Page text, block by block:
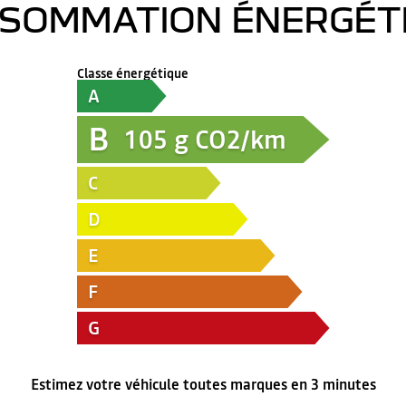
Classe énergétique
A
B 105 g CO2/km
C
D
E
F
G
Estimez votre véhicule toutes marques en 3 minutes